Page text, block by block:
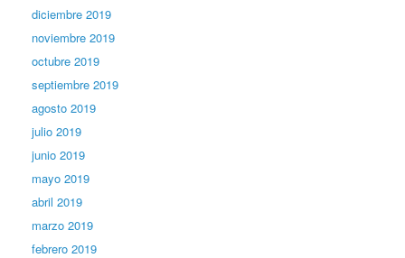
diciembre 2019
noviembre 2019
octubre 2019
septiembre 2019
agosto 2019
julio 2019
junio 2019
mayo 2019
abril 2019
marzo 2019
febrero 2019